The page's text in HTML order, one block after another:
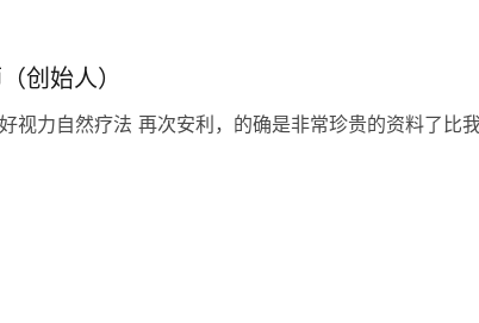
创始人）
视力自然疗法 再次安利，的确是非常珍贵的资料了比